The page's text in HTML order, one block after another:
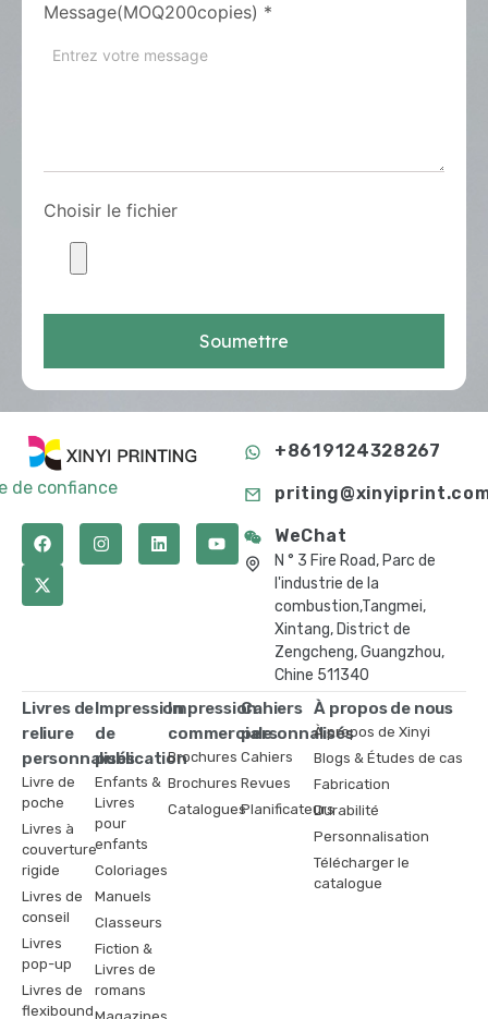
Message(MOQ200copies) *
Choisir le fichier
Soumettre
de confiance
+8619124328267
WeChat
N ° 3 Fire Road, Parc de
l'industrie de la
combustion,Tangmei,
Xintang, District de
Zengcheng, Guangzhou,
Chine 511340
Livres de
reliure
personnalisés
Livre de
poche
Livres à
couverture
rigide
Livres de
conseil
Livres
pop-up
Livres de
flexibound
Impression
de
publication
Enfants &
Livres
pour
enfants
Coloriages
Manuels
Classeurs
Fiction &
Livres de
romans
Impression
commerciale
Brochures
Brochures
Catalogues
Cahiers
personnalisés
Cahiers
Revues
Planificateurs
À propos de nous
À propos de Xinyi
Blogs & Études de cas
Fabrication
Durabilité
Personnalisation
Télécharger le
catalogue